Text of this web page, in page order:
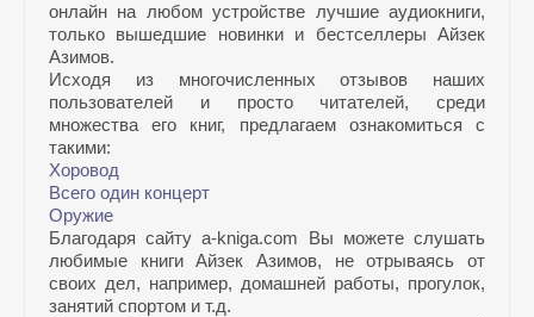
онлайн на любом устройстве лучшие аудиокниги,
только вышедшие новинки и бестселлеры Айзек
Азимов.
Исходя из многочисленных отзывов наших
пользователей и просто читателей, среди
множества его книг, предлагаем ознакомиться с
такими:
Хоровод
Всего один концерт
Оружие
Благодаря сайту a-kniga.com Вы можете слушать
любимые книги Айзек Азимов, не отрываясь от
своих дел, например, домашней работы, прогулок,
занятий спортом и т.д.